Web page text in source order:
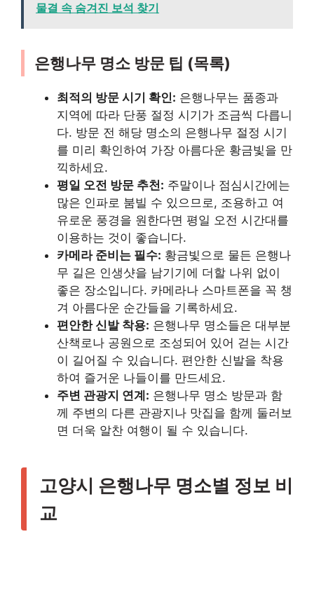
물결 속 숨겨진 보석 찾기
은행나무 명소 방문 팁 (목록)
최적의 방문 시기 확인: 은행나무는 품종과
지역에 따라 단풍 절정 시기가 조금씩 다릅니
다. 방문 전 해당 명소의 은행나무 절정 시기
를 미리 확인하여 가장 아름다운 황금빛을 만
끽하세요.
평일 오전 방문 추천: 주말이나 점심시간에는
많은 인파로 붐빌 수 있으므로, 조용하고 여
유로운 풍경을 원한다면 평일 오전 시간대를
이용하는 것이 좋습니다.
카메라 준비는 필수: 황금빛으로 물든 은행나
무 길은 인생샷을 남기기에 더할 나위 없이
좋은 장소입니다. 카메라나 스마트폰을 꼭 챙
겨 아름다운 순간들을 기록하세요.
편안한 신발 착용: 은행나무 명소들은 대부분
산책로나 공원으로 조성되어 있어 걷는 시간
이 길어질 수 있습니다. 편안한 신발을 착용
하여 즐거운 나들이를 만드세요.
주변 관광지 연계: 은행나무 명소 방문과 함
께 주변의 다른 관광지나 맛집을 함께 둘러보
면 더욱 알찬 여행이 될 수 있습니다.
고양시 은행나무 명소별 정보 비
교